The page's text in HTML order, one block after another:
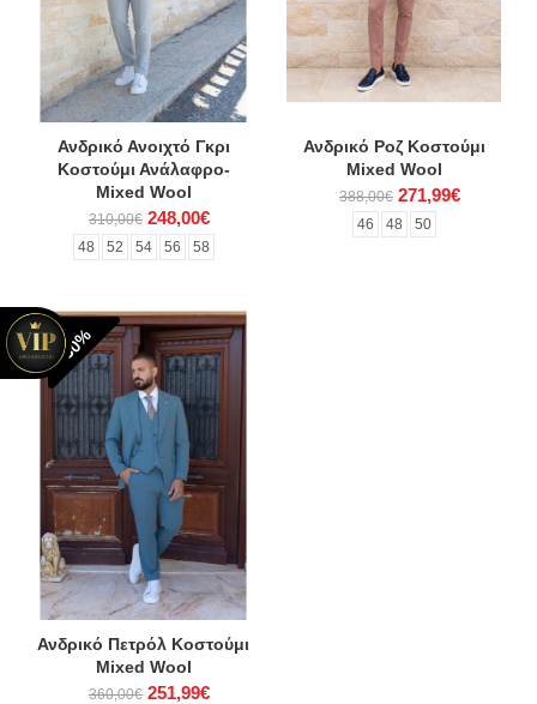
Ανδρικό Ανοιχτό Γκρι
Κοστούμι Ανάλαφρο-
Mixed Wool
310,00€ 248,00€
48 52 54 56 58
Ανδρικό Ροζ Κοστούμι
Mixed Wool
388,00€ 271,99€
46 48 50
-30%
Ανδρικό Πετρόλ Κοστούμι
Mixed Wool
360,00€ 251,99€